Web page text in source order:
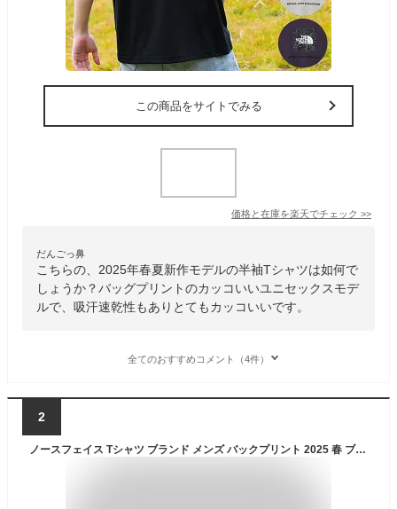
この商品をサイトでみる
価格と在庫を楽天でチェック >>
だんごっ鼻
こちらの、2025年春夏新作モデルの半袖Tシャツは如何で
しょうか？バッグプリントのカッコいいユニセックスモデ
ルで、吸汗速乾性もありとてもカッコいいです。
全てのおすすめコメント（4件）
2
ノースフェイス Tシャツ ブランド メンズ バックプリント 2025 春 ブランド THE NORTH FACE Backprint Tee 半袖 新作 半袖Tシャツ ノースフェイスTシャツ コットン 綿 ティーシャツ レディース コーデ おしゃれ 大きいサイズ 黒 白 ブラック ホワイト グレー ネイビー 赤 青